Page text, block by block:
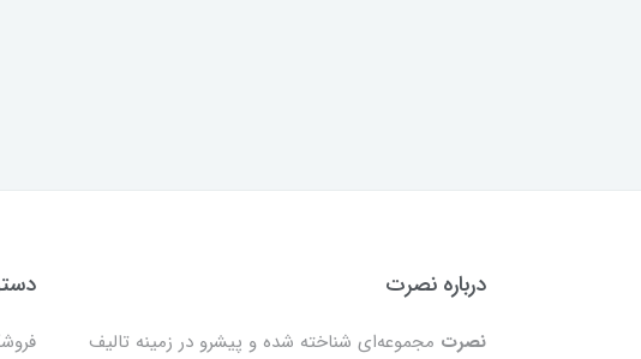
درباره نصرت
نصرت مجموعه‌ای شناخته شده و پیشرو در زمینه تالیف